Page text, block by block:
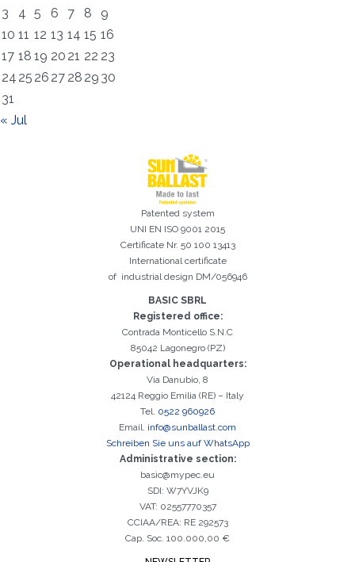
3
4 5 6 7 8
9
10 11 12 13 14 15 16
17 18 19 20 21 22 23
24 25 26 27 28 29 30
31
« Jul
Das Nachname-Feld ist erforderlich
Das Vorname-Feld ist erforderlich
Das Agentur-Feld ist erforderlich
Das Stadt-Feld ist erforderlich
Das Telefon-Feld ist erforderlich
Das E-Mail-Addresse-Feld ist erforderlich
Ungültige E-Mail-Adresse eingegeben
Es ist wichtig, die Datenschutzbestimmungen zu akzeptieren
Registrierung erfolgreich. Aktivieren Sie Ihr E-Mail-
Der folgende Fehler ist leider aufgetreten:
Patented system
UNI EN ISO 9001 2015
Certificate Nr. 50 100 13413
International certificate
of industrial design DM/056946
BASIC SBRL
Registered office:
Contrada Monticello S.N.C
85042 Lagonegro (PZ)
Operational headquarters:
Via Danubio, 8
42124 Reggio Emilia (RE) – Italy
Tel. 0522 960926
Email. info@sunballast.com
Schreiben Sie uns auf WhatsApp
Administrative section:
basic@mypec.eu
SDI: W7YVJK9
VAT: 02557770357
CCIAA/REA: RE 292573
Cap. Soc. 100.000,00 €